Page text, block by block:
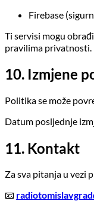
Firebase
Ti servisi mogu
pravilima privatnosti.
10. Izmjene
Politika se može
Datum posljednje
11. Kontakt
Za sva pitanja u vezi
📧